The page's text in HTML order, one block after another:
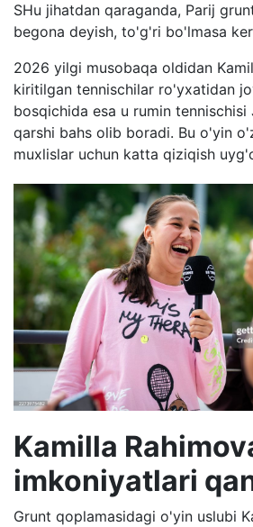
SHu jihatdan qaraganda, Parij
begona deyish, to'g'ri bo'lmasa
2026 yilgi musobaqa oldidan
kiritilgan tennischilar ro'yxatidan
bosqichida esa u rumin tennischisi
qarshi bahs olib boradi. Bu o'yin
muxlislar uchun katta qiziqish
Kamilla
imkoniyatlari
Grunt qoplamasidagi o'yin uslubi